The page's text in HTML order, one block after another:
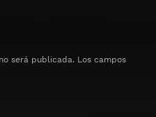
será publicada. Los campos